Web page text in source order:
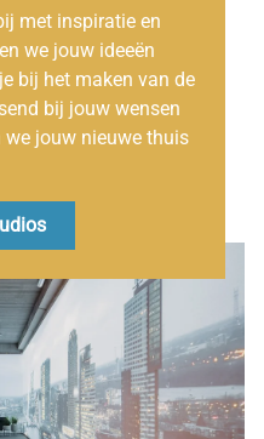
met inspiratie en
we jouw ideeën
bij het maken van de
bij jouw wensen
jouw nieuwe thuis